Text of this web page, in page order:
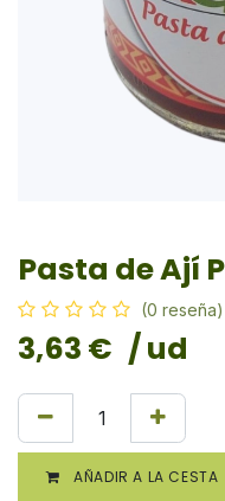
Pasta de Ají
(0 reseña)
3,63 € / ud
AÑADIR A LA CESTA